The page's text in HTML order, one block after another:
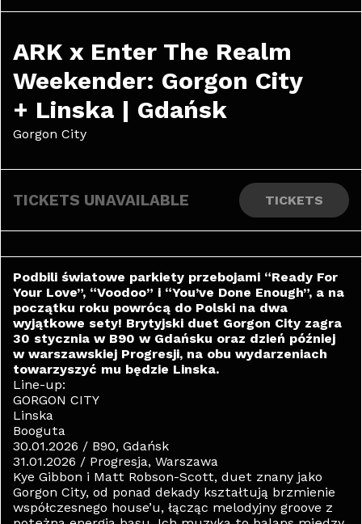
ARK x Enter The Realm
Weekender: Gorgon City
+ Linska | Gdańsk
Gorgon City
TICKETS UNAVAILABLE TICKETS
Podbili światowe parkiety przebojami “Ready For
Your Love”, “Voodoo” i “You’ve Done Enough”, a na
początku roku powrócą do Polski na dwa
wyjątkowe sety! Brytyjski duet Gorgon City zagra
30 stycznia w B90 w Gdańsku oraz dzień później
w warszawskiej Progresji, na obu wydarzeniach
towarzyszyć mu będzie Linska.
Line-up:
GORGON CITY
Linska
Booguta
30.01.2026 / B90, Gdańsk
31.01.2026 / Progresja, Warszawa
Kye Gibbon i Matt Robson-Scott, duet znany jako
Gorgon City, od ponad dekady kształtują brzmienie
współczesnego house’u, łącząc melodyjny groove z